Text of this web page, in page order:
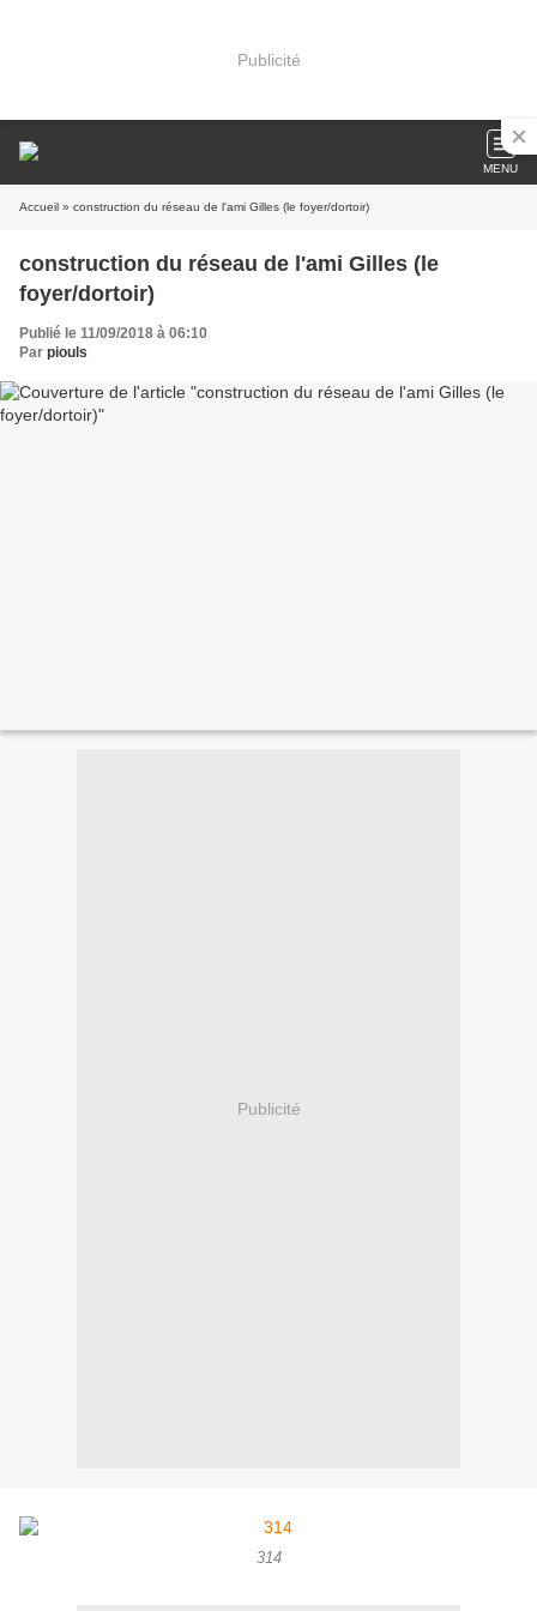
Publicité
MENU
Accueil » construction du réseau de l'ami Gilles (le foyer/dortoir)
construction du réseau de l'ami Gilles (le
foyer/dortoir)
Publié le 11/09/2018 à 06:10
Par piouls
Publicité
314